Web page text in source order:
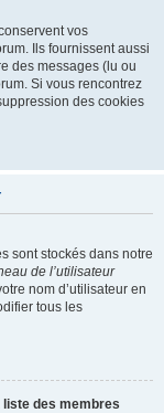
vos
Ils fournissent aussi
des messages (lu ou
Si vous rencontrez
des cookies
sont stockés dans notre
de l’utilisateur
nom d’utilisateur en
tous les
liste des membres